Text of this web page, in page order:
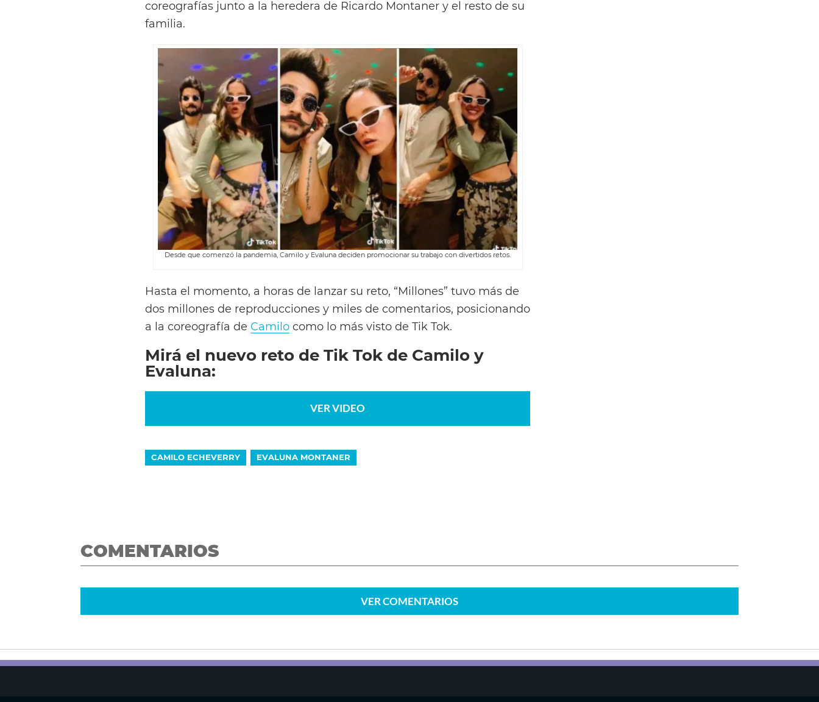
coreografías junto a la heredera de Ricardo Montaner y el resto de su
familia.
Desde que comenzó la pandemia, Camilo y Evaluna deciden promocionar su trabajo con divertidos retos.
Hasta el momento, a horas de lanzar su reto, “Millones” tuvo más de
dos millones de reproducciones y miles de comentarios, posicionando
a la coreografía de Camilo como lo más visto de Tik Tok.
Mirá el nuevo reto de Tik Tok de Camilo y
Evaluna:
VER VIDEO
CAMILO ECHEVERRY EVALUNA MONTANER
COMENTARIOS
VERCOMENTARIOS